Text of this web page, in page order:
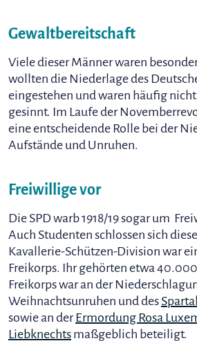
Gewaltbereitschaft
Viele dieser Männer waren
wollten die Niederlage des
eingestehen und waren häufig
gesinnt. Im Laufe der
eine entscheidende Rolle bei der
Aufstände und Unruhen.
Freiwillige vor
Die SPD warb 1918/19 sogar um
Auch Studenten schlossen sich
Kavallerie-Schützen-Division war
Freikorps. Ihr gehörten etwa
Freikorps war an der
Weihnachtsunruhen und des
sowie an derErmordung Rosa
Liebknechts maßgeblich beteiligt.